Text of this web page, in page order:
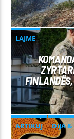
LAJME
ARTIKUJ DIJA